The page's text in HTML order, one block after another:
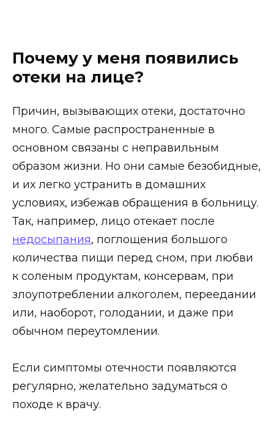
Почему у меня появились
отеки на лице?
Причин, вызывающих отеки, достаточно
много. Самые распространенные в
основном связаны с неправильным
образом жизни. Но они самые безобидные,
и их легко устранить в домашних
условиях, избежав обращения в больницу.
Так, например, лицо отекает после
недосыпания, поглощения большого
количества пищи перед сном, при любви
к соленым продуктам, консервам, при
злоупотреблении алкоголем, переедании
или, наоборот, голодании, и даже при
обычном переутомлении.
Если симптомы отечности появляются
регулярно, желательно задуматься о
походе к врачу.